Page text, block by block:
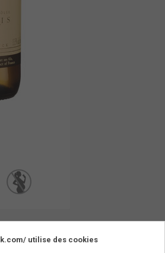
utilise des cookies